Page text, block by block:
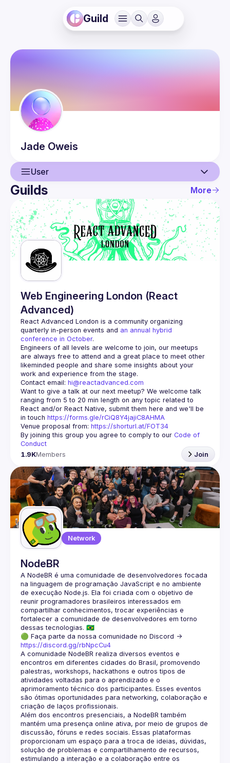
Guild
Jade Oweis
User
User
Events
Guilds
Guilds More
Web Engineering London (React
Advanced)
React Advanced London is a community organizing
quarterly in-person events and an annual hybrid
conference in October.
Engineers of all levels are welcome to join, our meetups
are always free to attend and a great place to meet other
likeminded people and share some insights about your
Contact email: hi@reactadvanced.com
Want to give a talk at our next meetup? We welcome talk
ranging from 5 to 20 min length on any topic related to
React and/or React Native, submit them here and we'll be
in touch https://forms.gle/rCiQ8Y4jajiC8AHMA
Venue proposal from: https://shorturl.at/FOT34
By joining this group you agree to comply to our Code of
Conduct
1.9KMembers Join
Network
NodeBR
A NodeBR é uma comunidade de desenvolvedores focada
na linguagem de programação JavaScript e no ambiente
de execução Node.js. Ela foi criada com o objetivo de
reunir programadores brasileiros interessados em
compartilhar conhecimentos, trocar experiências e
fortalecer a comunidade de desenvolvedores em torno
🟢 Faça parte da nossa comunidade no Discord ->
https://discord.gg/rbNpcCu4
A comunidade NodeBR realiza diversos eventos e
encontros em diferentes cidades do Brasil, promovendo
palestras, workshops, hackathons e outros tipos de
atividades voltadas para o aprendizado e o
aprimoramento técnico dos participantes. Esses eventos
são ótimas oportunidades para networking, colaboração e
Além dos encontros presenciais, a NodeBR também
mantém uma presença online ativa, por meio de grupos de
discussão, fóruns e redes sociais. Essas plataformas
proporcionam um espaço para a troca de ideias, dúvidas,
solução de problemas e compartilhamento de recursos,
estimulando a interação e a colaboração entre os